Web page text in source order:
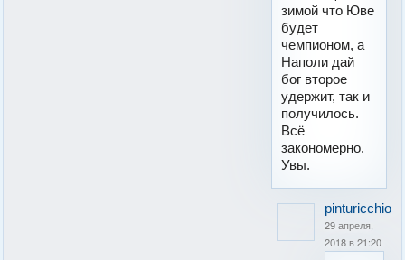
зимой что Юве
будет
чемпионом, а
Наполи дай
бог второе
удержит, так и
получилось.
Всё
закономерно.
Увы.
pinturicchio
29 апреля,
2018 в 21:20